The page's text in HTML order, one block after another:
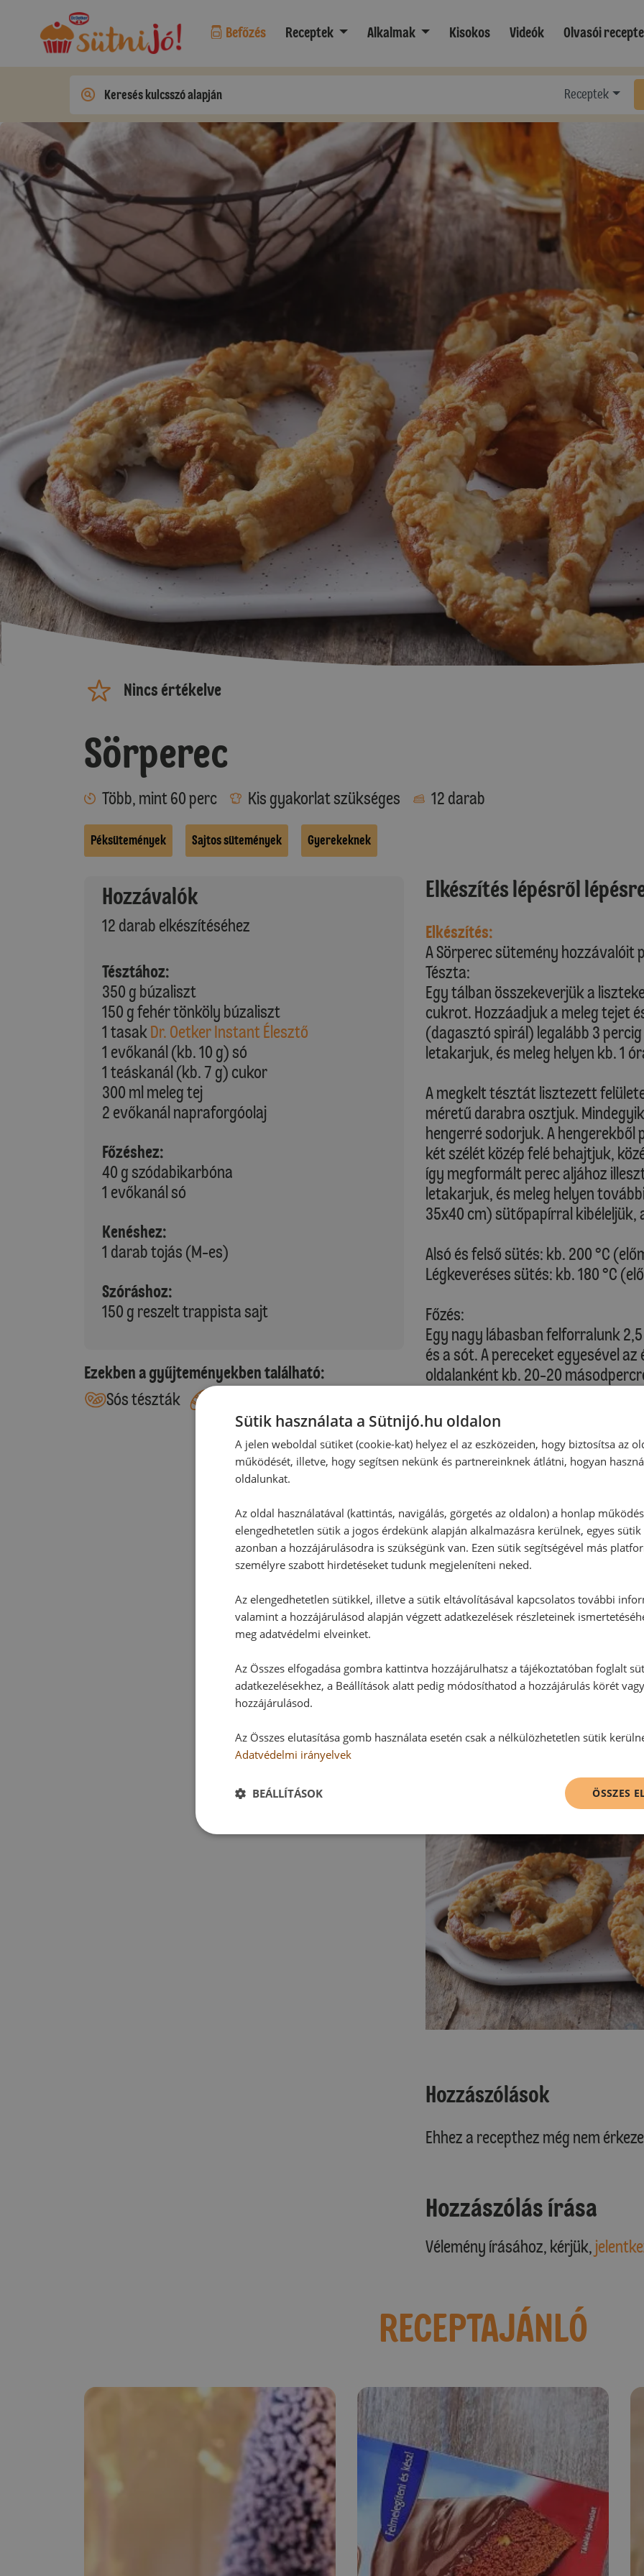
Befőzés Receptek Alkalmak Kisokos Videók Olvasói
Receptek
Nincs értékelve
Sörperec
Több, mint 60 perc Kis gyakorlat szükséges 12 darab
Péksütemények Sajtos sütemények Gyerekeknek
Hozzávalók
12 darab elkészítéséhez
Tésztához:
350 g búzaliszt
150 g fehér tönköly búzaliszt
1 tasakDr. Oetker Instant Élesztő
1 evőkanál (kb. 10 g) só
1 teáskanál (kb. 7 g) cukor
300 ml meleg tej
2 evőkanál napraforgóolaj
Főzéshez:
40 g szódabikarbóna
1 evőkanál só
Kenéshez:
1 darab tojás (M-es)
Szóráshoz:
150 g reszelt trappista sajt
Ezekben a gyűjteményekben található:
Sós tészták
Elkészítés lépésről
Elkészítés:
A Sörperec sütemény hozzávalóit
Tészta:
Egy tálban összekeverjük a
cukrot. Hozzáadjuk a meleg tejet
(dagasztó spirál) legalább 3
letakarjuk, és meleg helyen kb. 1
A megkelt tésztát lisztezett
méretű darabra osztjuk.
hengerré sodorjuk. A
két szélét közép felé behajtjuk,
így megformált perec aljához
letakarjuk, és meleg helyen
35x40 cm) sütőpapírral kibéleljük,
Alsó és felső sütés: kb. 200 °C
Légkeveréses sütés: kb. 180 °C
Főzés:
Egy nagy lábasban felforralunk
és a sót. A pereceket egyesével
oldalanként kb. 20-20
helyezzük (szedőlapáttal). A
hagyunk.
Sütés előtt a perecek tetejét
reszelt sajttal. A tepsit a sütő
Sütési idő kb. 16-18 perc
Kérjük, vegye figyelembe saját
A tepsit egy sütőrácsra tesszük
A Sörperec sütemény tetejét
sajttal is megszórhatjuk.
Hozzászólások
Ehhez a recepthez még nem
Hozzászólás írása
Vélemény írásához, kérjük,
RECEPTAJÁNLÓ
Sütik használata a Sütnijó.hu oldalon
A jelen weboldal sütiket (cookie-kat) helyez el az eszközeiden, hogy biztosítsa az
működését, illetve, hogy segítsen nekünk és partnereinknek átlátni, hogyan
oldalunkat.
Az oldal használatával (kattintás, navigálás, görgetés az oldalon) a honlap
elengedhetetlen sütik a jogos érdekünk alapján alkalmazásra kerülnek, egyes
azonban a hozzájárulásodra is szükségünk van. Ezen sütik segítségével más
személyre szabott hirdetéseket tudunk megjeleníteni neked.
Az elengedhetetlen sütikkel, illetve a sütik eltávolításával kapcsolatos további
valamint a hozzájárulásod alapján végzett adatkezelések részleteinek
meg adatvédelmi elveinket.
Az Összes elfogadása gombra kattintva hozzájárulhatsz a tájékoztatóban foglalt
adatkezelésekhez, a Beállítások alatt pedig módosíthatod a hozzájárulás körét
hozzájárulásod.
Az Összes elutasítása gomb használata esetén csak a nélkülözhetetlen sütik
Adatvédelmi irányelvek
ÖSSZES
BEÁLLÍTÁSOK